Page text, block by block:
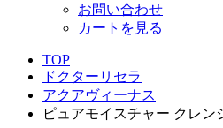
お問い合わせ
カートを見る
TOP
ドクターリセラ
アクアヴィーナス
ピュアモイスチャー クレン